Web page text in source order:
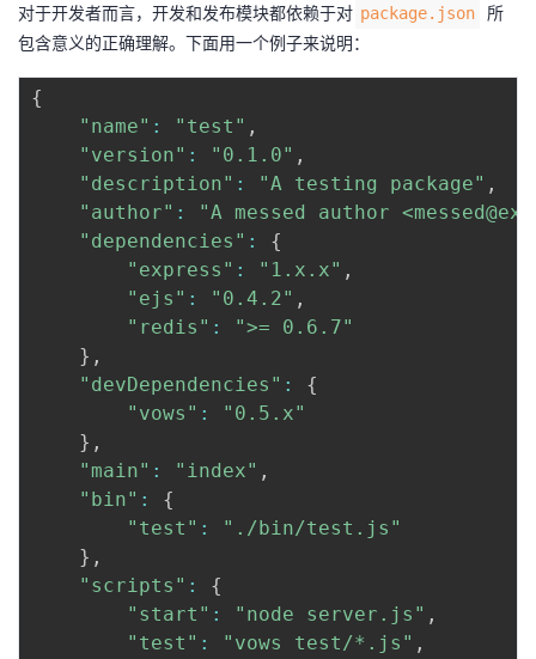
者
学
支
持
对于开发者而言，开发和发布模块都依赖于对 package.json
所
包含意义的正确理解。下面用一个例子来说明：
{
"name" : "test" ,
"version" : "0.1.0" ,
"description" : "A testing package" ,
"author" :
"A messed author
"dependencies" :
{
"express" : "1.x.x" ,
"ejs" : "0.4.2" ,
"redis" :
">= 0.6.7"
} ,
"devDependencies" :
{
"vows" :
"0.5.x"
} ,
"main" : "index" ,
"bin" :
{
"test" :
"./bin/test.js"
} ,
"scripts" :
{
"start" : "node server.js" ,
"test" : "vows test/*.js" ,